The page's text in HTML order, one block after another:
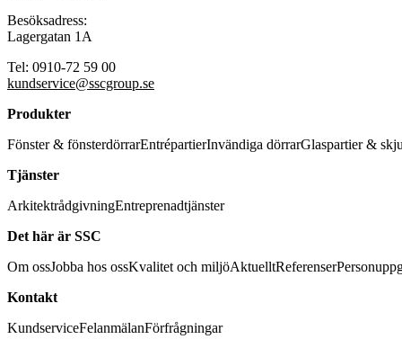
Besöksadress:
Lagergatan 1A
Tel: 0910-72 59 00
kundservice@sscgroup.se
Produkter
Fönster & fönsterdörrarEntrépartierInvändiga dörrarGlaspartier &
Tjänster
ArkitektrådgivningEntreprenadtjänster
Det här är SSC
Om ossJobba hos ossKvalitet och miljöAktuelltReferenser
Kontakt
KundserviceFelanmälanFörfrågningar